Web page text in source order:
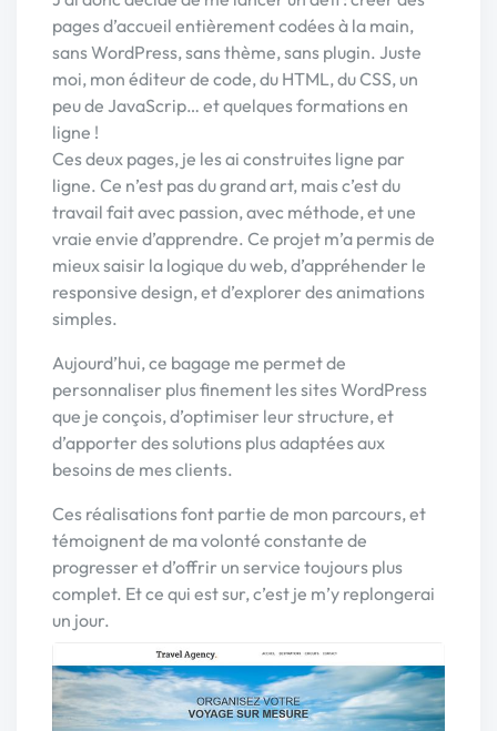
pages d’accueil entièrement codées à la main,
sans WordPress, sans thème, sans plugin. Juste
moi, mon éditeur de code, du HTML, du CSS, un
peu de JavaScrip… et quelques formations en
ligne !
Ces deux pages, je les ai construites ligne par
ligne. Ce n’est pas du grand art, mais c’est du
travail fait avec passion, avec méthode, et une
vraie envie d’apprendre. Ce projet m’a permis de
mieux saisir la logique du web, d’appréhender le
responsive design, et d’explorer des animations
simples.
Aujourd’hui, ce bagage me permet de
personnaliser plus finement les sites WordPress
que je conçois, d’optimiser leur structure, et
d’apporter des solutions plus adaptées aux
besoins de mes clients.
Ces réalisations font partie de mon parcours, et
témoignent de ma volonté constante de
progresser et d’offrir un service toujours plus
complet. Et ce qui est sur, c’est je m’y replongerai
un jour.